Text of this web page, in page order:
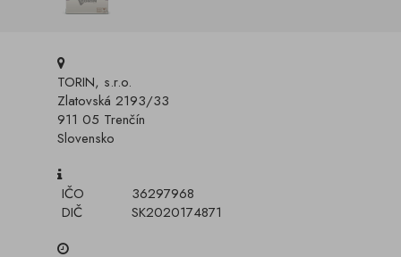
TORIN, s.r.o.
Zlatovská 2193/33
911 05 Trenčín
Slovensko
IČO
36297968
DIČ
SK2020174871